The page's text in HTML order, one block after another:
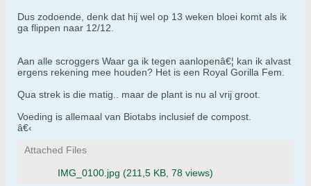
Dus zodoende, denk dat hij wel op 13 weken bloei komt als ik
ga flippen naar 12/12.
Aan alle scroggers Waar ga ik tegen aanlopenâ€¦ kan ik alvast
ergens rekening mee houden? Het is een Royal Gorilla Fem.
Qua strek is die matig.. maar de plant is nu al vrij groot.
Voeding is allemaal van Biotabs inclusief de compost.
â€‹
Attached Files
IMG_0100.jpg (211,5 KB, 78 views)